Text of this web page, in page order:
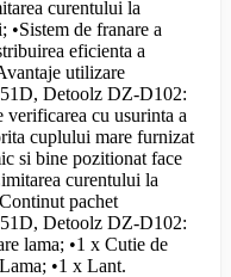
curentului la
•Sistem de franare a
eficienta a
utilizare
Detoolz DZ-D102:
cu usurinta a
cuplului mare furnizat
si bine pozitionat face
curentului la
pachet
Detoolz DZ-D102:
lama; •1 x Cutie de
•1 x Lant.